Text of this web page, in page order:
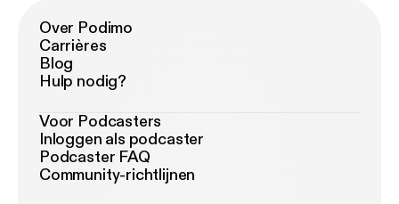
Over Podimo
Carrières
Blog
Hulp nodig?
Voor Podcasters
Inloggen als podcaster
Podcaster FAQ
Community-richtlijnen